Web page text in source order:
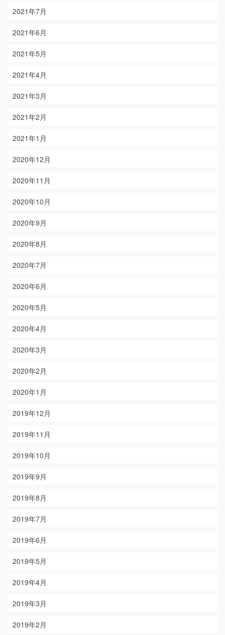
2021年7月
2021年6月
2021年5月
2021年4月
2021年3月
2021年2月
2021年1月
2020年12月
2020年11月
2020年10月
2020年9月
2020年8月
2020年7月
2020年6月
2020年5月
2020年4月
2020年3月
2020年2月
2020年1月
2019年12月
2019年11月
2019年10月
2019年9月
2019年8月
2019年7月
2019年6月
2019年5月
2019年4月
2019年3月
2019年2月